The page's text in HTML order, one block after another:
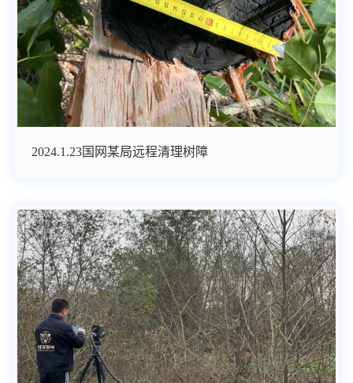
2024.1.23国网某局远程清理树障